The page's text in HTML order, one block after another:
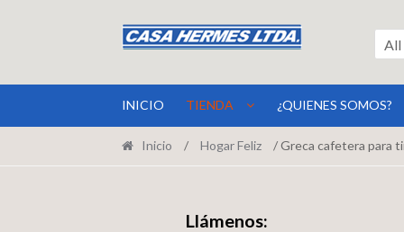
a
la
al
contenido
All
INICIO TIENDA ¿QUIENES SOMOS?
Inicio / Hogar Feliz / Greca cafetera para
Llámenos: